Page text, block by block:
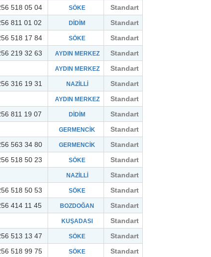
518 05 04 SÖKE Standart
811 01 02 DİDİM Standart
518 17 84 SÖKE Standart
219 32 63 AYDIN MERKEZ Standart
AYDIN MERKEZ Standart
316 19 31 NAZİLLİ Standart
AYDIN MERKEZ Standart
811 19 07 DİDİM Standart
GERMENCİK Standart
563 34 80 GERMENCİK Standart
518 50 23 SÖKE Standart
NAZİLLİ Standart
518 50 53 SÖKE Standart
414 11 45 BOZDOĞAN Standart
KUŞADASI Standart
513 13 47 SÖKE Standart
518 99 75 SÖKE Standart